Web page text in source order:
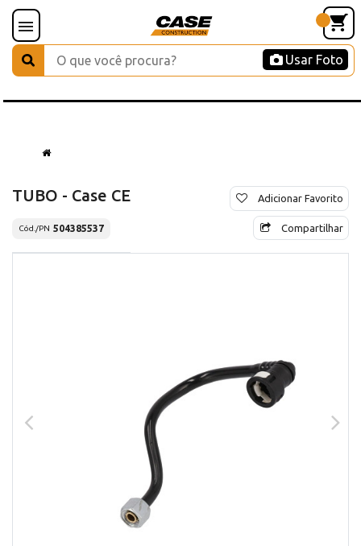
Usar Foto
TUBO - Case CE
Cód./PN 504385537
Adicionar Favorito
Compartilhar